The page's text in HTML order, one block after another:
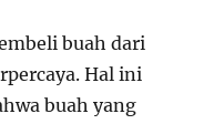
buah dari
Hal ini
buah yang